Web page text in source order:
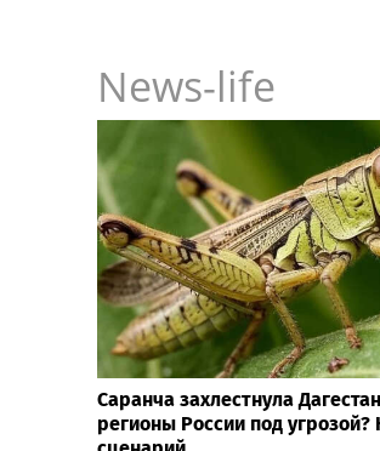
News-life
Саранча захлестнула
регионы России под